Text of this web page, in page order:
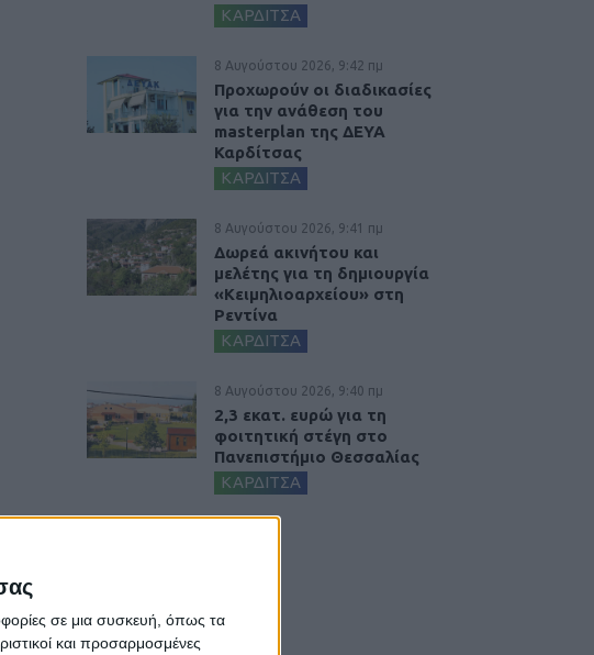
σε μια συσκευή, όπως τα
και προσαρμοσμένες
ΚΑΡΔΙΤΣΑ
8 Αυγούστου 2026, 9:42 πμ
Προχωρούν οι διαδικασίες
για την ανάθεση του
masterplan της ΔΕΥΑ
Καρδίτσας
ΚΑΡΔΙΤΣΑ
8 Αυγούστου 2026, 9:41 πμ
Δωρεά ακινήτου και
μελέτης για τη δημιουργία
«Κειμηλιοαρχείου» στη
Ρεντίνα
ΚΑΡΔΙΤΣΑ
8 Αυγούστου 2026, 9:40 πμ
2,3 εκατ. ευρώ για τη
φοιτητική στέγη στο
Πανεπιστήμιο Θεσσαλίας
ΚΑΡΔΙΤΣΑ